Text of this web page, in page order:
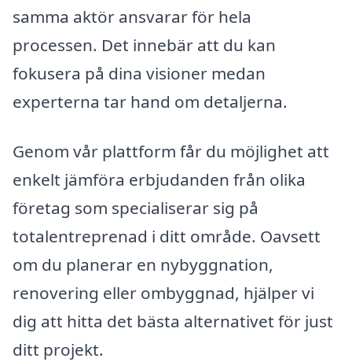
samma aktör ansvarar för hela
processen. Det innebär att du kan
fokusera på dina visioner medan
experterna tar hand om detaljerna.
Genom vår plattform får du möjlighet att
enkelt jämföra erbjudanden från olika
företag som specialiserar sig på
totalentreprenad i ditt område. Oavsett
om du planerar en nybyggnation,
renovering eller ombyggnad, hjälper vi
dig att hitta det bästa alternativet för just
ditt projekt.